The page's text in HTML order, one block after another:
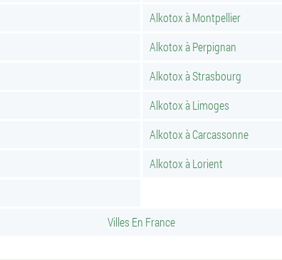
Alkotox à Montpellier
Alkotox à Perpignan
Alkotox à Strasbourg
Alkotox à Limoges
Alkotox à Carcassonne
Alkotox à Lorient
Villes En France